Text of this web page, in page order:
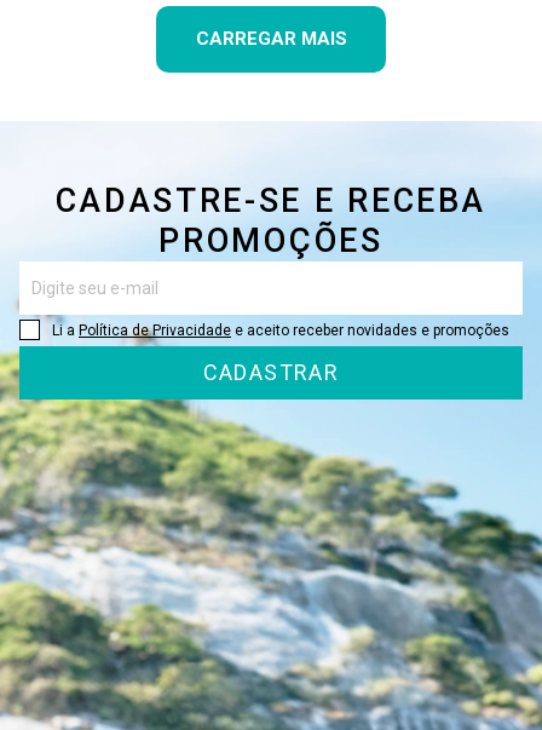
CARREGAR MAIS
CADASTRE-SE E RECEBA
PROMOÇÕES
Li a Política de Privacidade e aceito receber novidades e promoções
CADASTRAR